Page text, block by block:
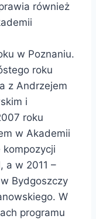
również
w Poznaniu.
roku
z Andrzejem
i
roku
w Akademii
kompozycji
a w 2011 –
Bydgoszczy
W
programu